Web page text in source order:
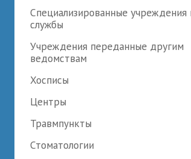
Специализированные учреждения и
службы
Учреждения переданные другим
ведомствам
Хосписы
Центры
Травмпункты
Стоматологии